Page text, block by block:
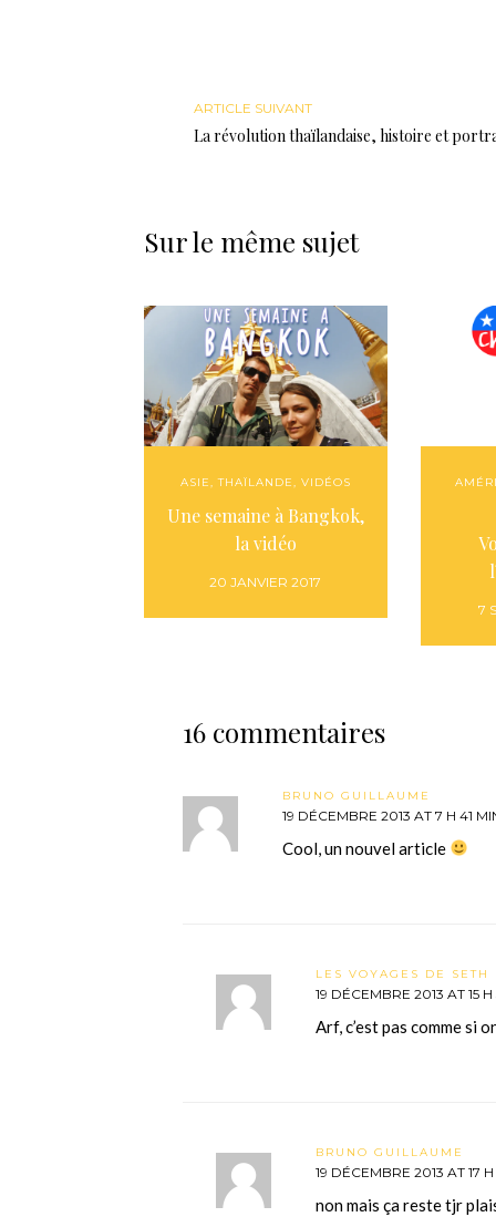
ARTICLE SUIVANT
La révolution thaïlandaise, histoire et
Sur le même sujet
ASIE,THAÏLANDE, VIDÉOS
Une semaine à Bangkok,
la vidéo
20 JANVIER 2017
7
16 commentaires
BRUNO GUILLAUME
19 DÉCEMBRE 2013 AT 7 H 41
Cool, un nouvel article
LES VOYAGES DE SETH
19 DÉCEMBRE 2013 AT 15
Arf, c’est pas comme si
BRUNO GUILLAUME
19 DÉCEMBRE 2013 AT 17
non mais ça reste tjr